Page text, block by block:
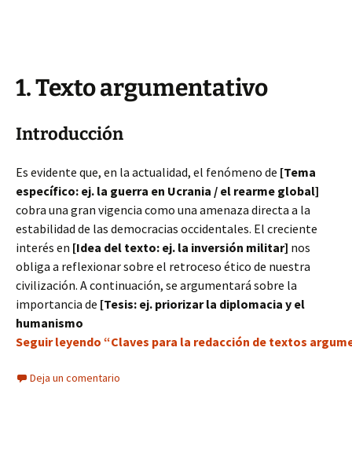
1. Texto argumentativo
Introducción
Es evidente que, en la actualidad, el fenómeno de [Tema
específico: ej. la guerra en Ucrania / el rearme global]
cobra una gran vigencia como una amenaza directa a la
estabilidad de las democracias occidentales. El creciente
interés en [Idea del texto: ej. la inversión militar] nos
obliga a reflexionar sobre el retroceso ético de nuestra
civilización. A continuación, se argumentará sobre la
importancia de [Tesis: ej. priorizar la diplomacia y el
humanismo
Seguir leyendo “Claves para la redacción de textos
Deja un comentario